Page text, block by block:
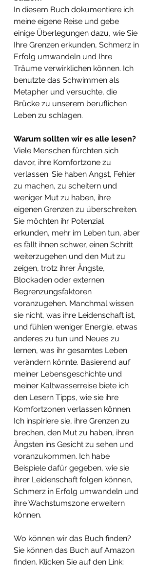
In diesem Buch dokumentiere ich
meine eigene Reise und gebe
einige Überlegungen dazu, wie Sie
Ihre Grenzen erkunden, Schmerz in
Erfolg umwandeln und Ihre
Träume verwirklichen können. Ich
benutzte das Schwimmen als
Metapher und versuchte, die
Brücke zu unserem beruflichen
Leben zu schlagen.
Warum sollten wir es alle lesen?
Viele Menschen fürchten sich
davor, ihre Komfortzone zu
verlassen. Sie haben Angst, Fehler
zu machen, zu scheitern und
weniger Mut zu haben, ihre
eigenen Grenzen zu überschreiten.
Sie möchten ihr Potenzial
erkunden, mehr im Leben tun, aber
es fällt ihnen schwer, einen Schritt
weiterzugehen und den Mut zu
zeigen, trotz ihrer Ängste,
Blockaden oder externen
Begrenzungsfaktoren
voranzugehen. Manchmal wissen
sie nicht, was ihre Leidenschaft ist,
und fühlen weniger Energie, etwas
anderes zu tun und Neues zu
lernen, was ihr gesamtes Leben
verändern könnte. Basierend auf
meiner Lebensgeschichte und
meiner Kaltwasserreise biete ich
den Lesern Tipps, wie sie ihre
Komfortzonen verlassen können.
Ich inspiriere sie, ihre Grenzen zu
brechen, den Mut zu haben, ihren
Ängsten ins Gesicht zu sehen und
voranzukommen. Ich habe
Beispiele dafür gegeben, wie sie
ihrer Leidenschaft folgen können,
Schmerz in Erfolg umwandeln und
ihre Wachstumszone erweitern
können.
Wo können wir das Buch finden?
Sie können das Buch auf Amazon
finden. Klicken Sie auf den Link: